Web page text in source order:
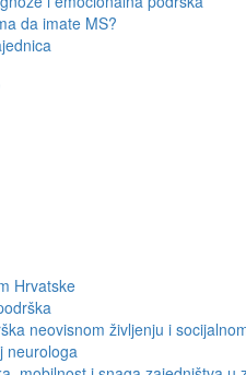
da imate MS?
Hrvatske
neovisnom življenju i
neurologa